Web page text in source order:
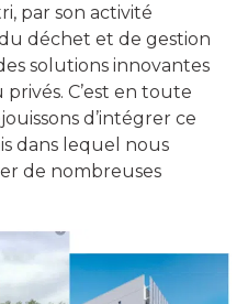
par son activité
déchet et de gestion
solutions innovantes
C’est en toute
d’intégrer ce
dans lequel nous
de nombreuses